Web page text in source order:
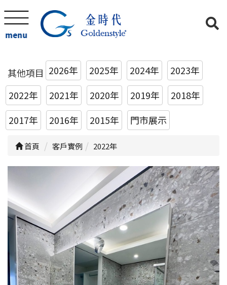
menu
其他項目 2026年 2025年 2024年
2023年
2022年
2021年 2020年 2019年
2018年
2017年
2016年 2015年 門市展示
首頁 客戶實例 2022年